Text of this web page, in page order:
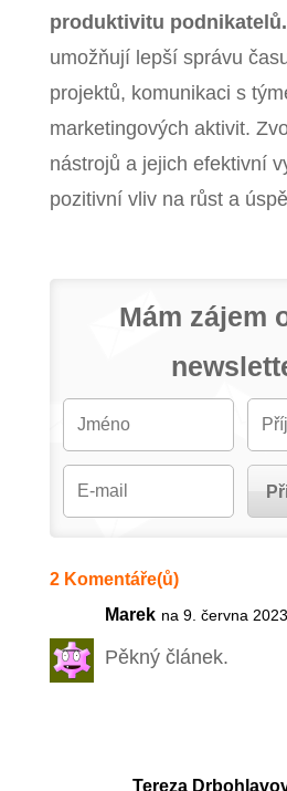
produktivitu podnikatelů.
umožňují lepší správu
projektů, komunikaci s
marketingových aktivit.
nástrojů a jejich efektivní
pozitivní vliv na růst a
Mám zájem
2 Komentáře(ů)
Marek na 9. června
Pěkný článek.
Tereza